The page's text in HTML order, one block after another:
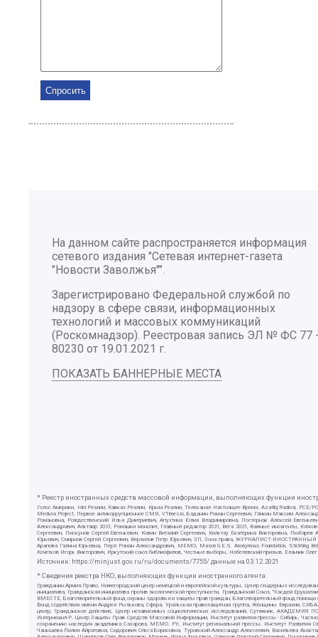
На данном сайте распространяется информация
сетевого издания "Сетевая интернет-газета
"Новости Заволжья"".
Зарегистрировано Федеральной службой по
надзору в сфере связи, информационных
технологий и массовых коммуникаций
(Роскомнадзор). Реестровая запись ЭЛ № ФС 77
80230 от 19.01.2021 г.
ПОКАЗАТЬ БАННЕРНЫЕ МЕСТА
* Реестр иностранных средств массовой информации, выполняющих функции
Голос Америки, Idel.Реалии, Кавказ.Реалии, Крым.Реалии, Телеканал Настоящее Время, Azatliq Radiosi,
Medusa Project, Первое антикоррупционное СМИ, VTimes.io, Баданин Роман Сергеевич, Гликин Максим
Романовна, Рождественский Илья Дмитриевич, Апухтина Юлия Владимировна, Постернак Алексей
Александрович, Альтаир 2021, Ромашки монолит, Главный редактор 2021, Вега 2021, Важные иноагенты,
Сергеевич, Пискунов Сергей Евгеньевич, Ковин Виталий Сергеевич, Кильтау Екатерина Викторовна,
Юрьевич, Смирнов Сергей Сергеевич, Верзилов Петр Юрьевич, ЗП, Зона права, ЖУРНАЛИСТ-ИНОСТРАННЫЙ
Арапова Галина Юрьевна, Перл Роман Александрович, МЕМО, Mason G.E.S. Anonymous Foundation,
Кочетков Игорь Викторович, Иркутский союз библиофилов, Честные выборы, Нобелевский призыв, Еланчик
Источник: https://minjust.gov.ru/ru/documents/7755/данные на 03.12.2021
* Сведения реестра НКО, выполняющих функции иностранного агента:
Гражданин.Армия.Право, Нижегородский центр немецкой и европейской культуры, Центр гендерных
инициатива, Гражданская инициатива против экологической преступности, Гражданский Союз, "Хасдей
ВМЕСТЕ, Благотворительный фонд охраны здоровья и защиты прав граждан, Благотворительный фонд
Фонд содействия имени Андрея Рылькова, Сфера, Уральская правозащитная группа, Женщины Евразии,
центр, Гражданское действие, Центр независимых социологических исследований, Сутяжник, АКАДЕМИЯ
Интернешнл-Р, Центр Защиты Прав Средств Массовой Информации, Институт развития прессы - Сибирь,
сохранению наследия академика Сахарова, МЕМО. РУ, Институт региональной прессы, Институт
Чанышева Лилия Айратовна, Сидорович Ольга Борисовна, Туровский Александр Алексеевич, Васильева